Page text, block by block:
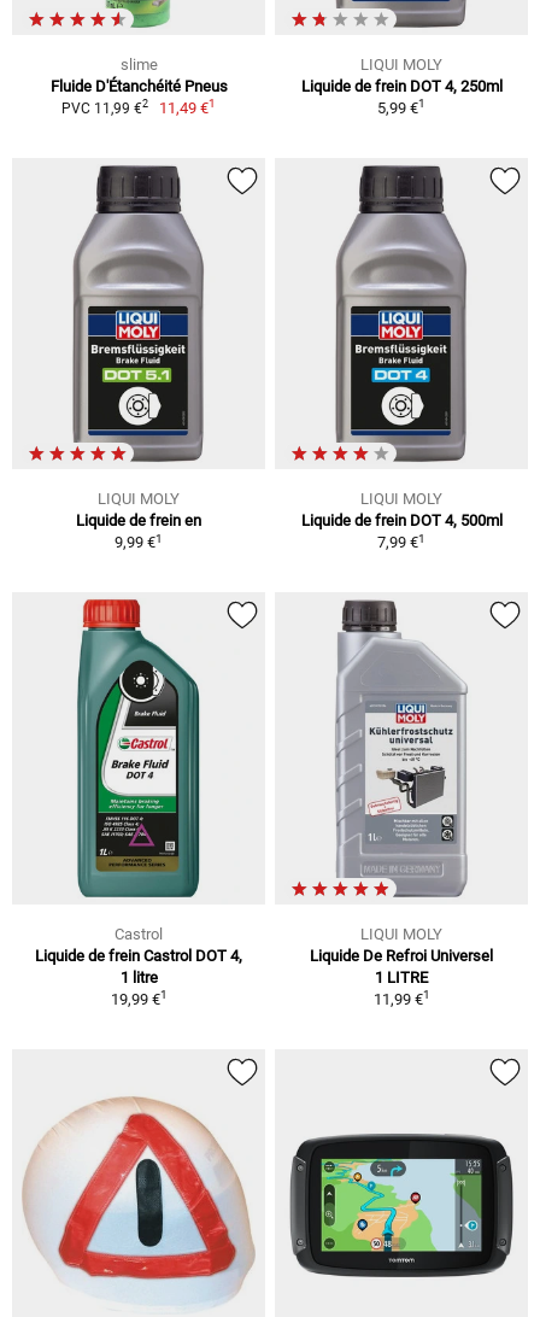
slime
Fluide D'Étanchéité Pneus
PVC 11,99 €2 11,49 €1
LIQUI MOLY
Liquide de frein DOT 4, 250ml
5,99 €1
LIQUI MOLY
Liquide de frein en
9,99 €1
LIQUI MOLY
Liquide de frein DOT 4, 500ml
7,99 €1
Castrol
Liquide de frein Castrol DOT 4,
1 litre
19,99 €1
LIQUI MOLY
Liquide De Refroi Universel
1 LITRE
11,99 €1